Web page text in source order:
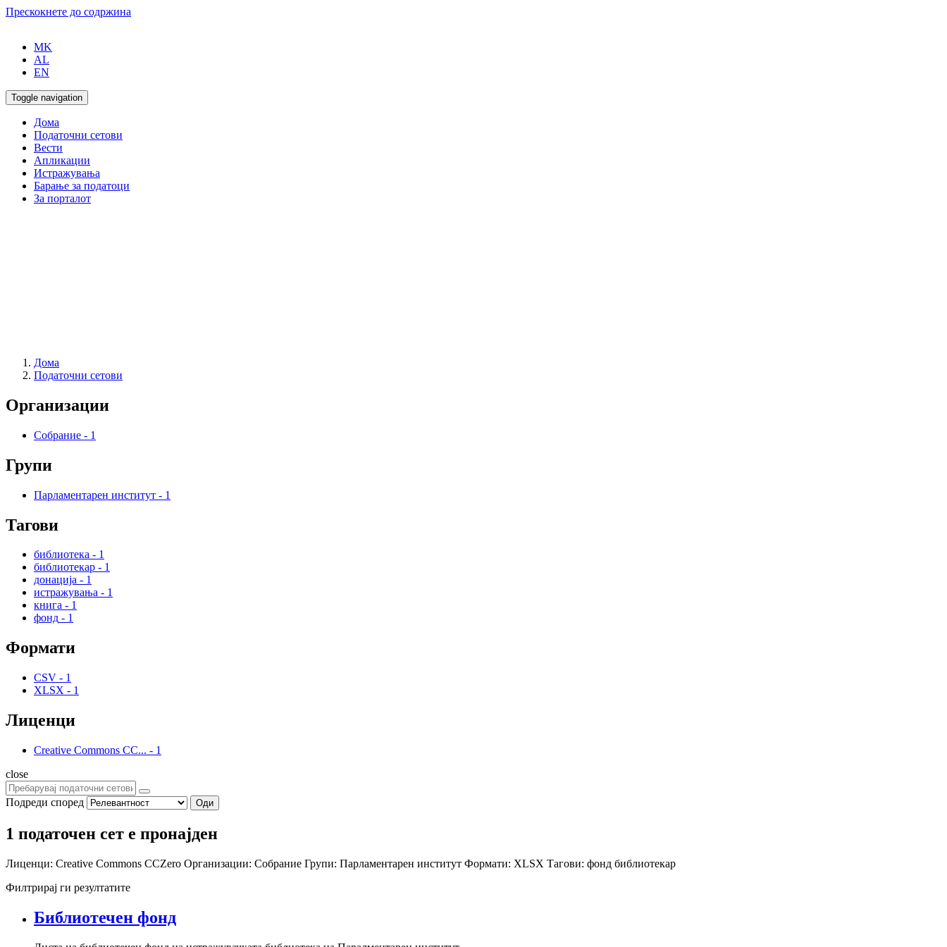
Прескокнете до содржина
MK
AL
EN
Toggle navigation
Дома
Податочни сетови
Вести
Апликации
Истражувања
Барање за податоци
За порталот
Дома
Податочни сетови
Организации
Собрание - 1
Групи
Парламентарен институт - 1
Тагови
библиотека - 1
библиотекар - 1
донација - 1
истражувања - 1
книга - 1
фонд - 1
Формати
CSV - 1
XLSX - 1
Лиценци
Creative Commons CC... - 1
close
Подреди според Оди
1 податочен сет е пронајден
Лиценци: Creative Commons CCZero Организации: Собрание Групи: Парламентарен институт Формати: XLSX Тагови: фонд библиотекар
Филтрирај ги резултатите
Библиотечен фонд